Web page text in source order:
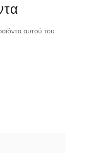
αυτού του